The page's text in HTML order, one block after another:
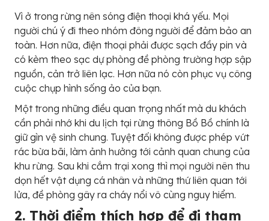
Vì ở trong rừng nên sóng điện thoại khá yếu. Mọi
người chú ý đi theo nhóm đông người để đảm bảo an
toàn. Hơn nữa, điện thoại phải được sạch đầy pin và
có kèm theo sạc dự phòng đề phòng trường hợp sập
nguồn, cản trở liên lạc. Hơn nữa nó còn phục vụ công
cuộc chụp hình sống ảo của bạn.
Một trong những điều quan trọng nhất mà du khách
cần phải nhớ khi du lịch tại rừng thông Bồ Bồ chính là
giữ gìn vệ sinh chung. Tuyệt đối không được phép vứt
rác bừa bãi, làm ảnh hưởng tới cảnh quan chung của
khu rừng. Sau khi cắm trại xong thì mọi người nên thu
dọn hết vật dụng cá nhân và những thứ liên quan tới
lửa, đề phòng gây ra cháy nổi vô cùng nguy hiểm.
2. Thời điểm thích hợp để đi tham